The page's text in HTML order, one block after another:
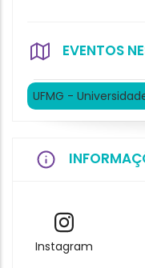
EVENTOS
UFMG -
Instagram